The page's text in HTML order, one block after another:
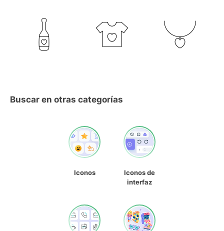
Buscar en otras categorías
Iconos
Iconos de
interfaz